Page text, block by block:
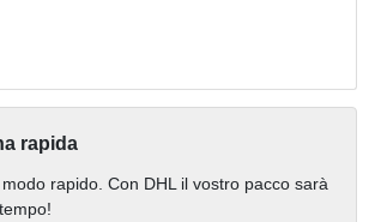
rapida
rapido. Con DHL il vostro pacco sarà